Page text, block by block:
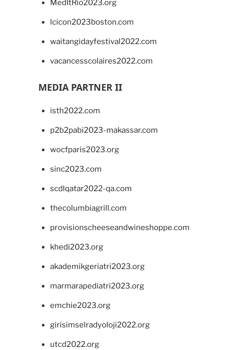
MedItRio2023.org
lcicon2023boston.com
waitangidayfestival2022.com
vacancesscolaires2022.com
MEDIA PARTNER II
isth2022.com
p2b2pabi2023-makassar.com
wocfparis2023.org
sinc2023.com
scdlqatar2022-qa.com
thecolumbiagrill.com
provisionscheeseandwineshoppe.com
khedi2023.org
akademikgeriatri2023.org
marmarapediatri2023.org
emchie2023.org
girisimselradyoloji2022.org
utcd2022.org